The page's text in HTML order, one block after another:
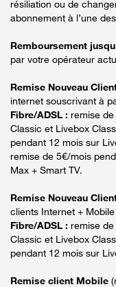
résiliation ou de
abonnement à l’une
Remboursement
par votre opérateur
Remise Nouveau
internet souscrivant à
Fibre/ADSL : remise
Classic et Livebox
pendant 12 mois sur
remise de 5€/mois
Max + Smart TV.
Remise Nouveau
clients Internet +
Fibre/ADSL : remise
Classic et Livebox
pendant 12 mois sur
Remise client Mobile